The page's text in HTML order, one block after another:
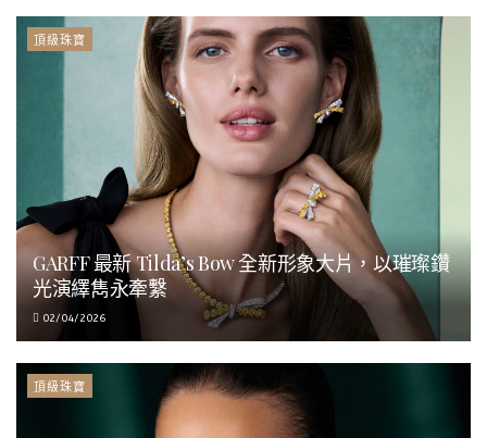
頂級珠寶
GARFF 最新 Tilda’s Bow 全新形象大片，以璀璨鑽
光演繹雋永牽繫
02/04/2026
頂級珠寶